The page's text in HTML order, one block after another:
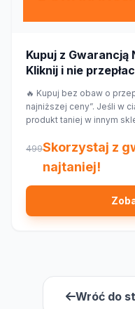
Kupuj z Gwarancją
Kliknij i nie
🔥 Kupuj bez obaw o
najniższej ceny”. Jeśli w
produkt taniej w innym
499Skorzystaj z
najtaniej!
Wróć do